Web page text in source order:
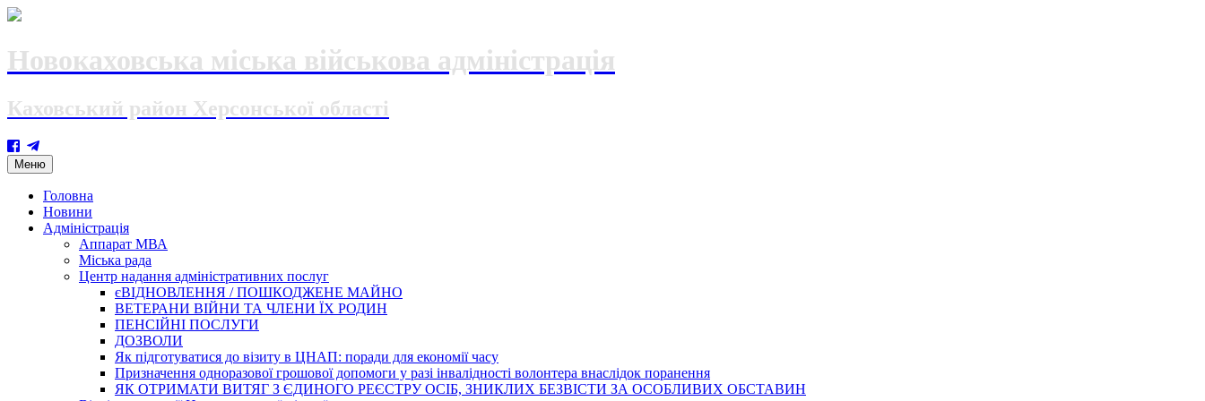
Новокаховська міська військова адміністрація
Каховський район Херсонської області
Меню Skip
to
content
Головна
Новини
Адміністрація
Аппарат МВА
Міська рада
Центр надання адміністративних послуг
єВІДНОВЛЕННЯ / ПОШКОДЖЕНЕ МАЙНО
ВЕТЕРАНИ ВІЙНИ ТА ЧЛЕНИ ЇХ РОДИН
ПЕНСІЙНІ ПОСЛУГИ
ДОЗВОЛИ
Як підготуватися до візиту в ЦНАП: поради для економії часу
Призначення одноразової грошової допомоги у разі інвалідності волонтера внаслідок поранення
ЯК ОТРИМАТИ ВИТЯГ З ЄДИНОГО РЕЄСТРУ ОСІБ, ЗНИКЛИХ БЕЗВІСТИ ЗА ОСОБЛИВИХ ОБСТАВИН